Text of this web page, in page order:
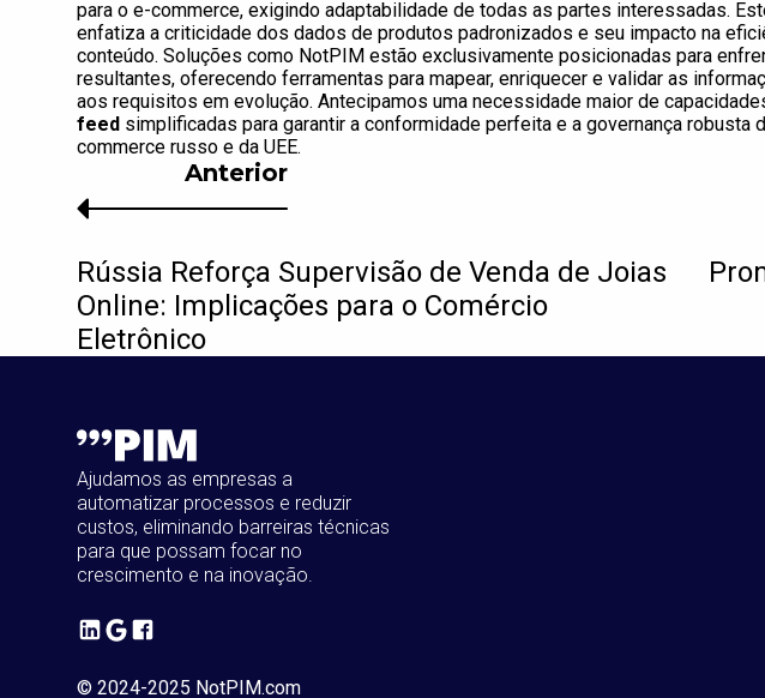
para o e-commerce, exigindo adaptabilidade de todas as partes interessadas.
enfatiza a criticidade dos dados de produtos padronizados e seu impacto na
conteúdo. Soluções como NotPIM estão exclusivamente posicionadas para
resultantes, oferecendo ferramentas para mapear, enriquecer e validar as
aos requisitos em evolução. Antecipamos uma necessidade maior de
feed simplificadas para garantir a conformidade perfeita e a governança robusta
commerce russo e da UEE.
Anterior
Rússia Reforça Supervisão de Venda de Joias
Online: Implicações para o Comércio
Eletrônico
Ajudamos as empresas a
automatizar processos e reduzir
custos, eliminando barreiras técnicas
para que possam focar no
crescimento e na inovação.
© 2024-2025 NotPIM.com